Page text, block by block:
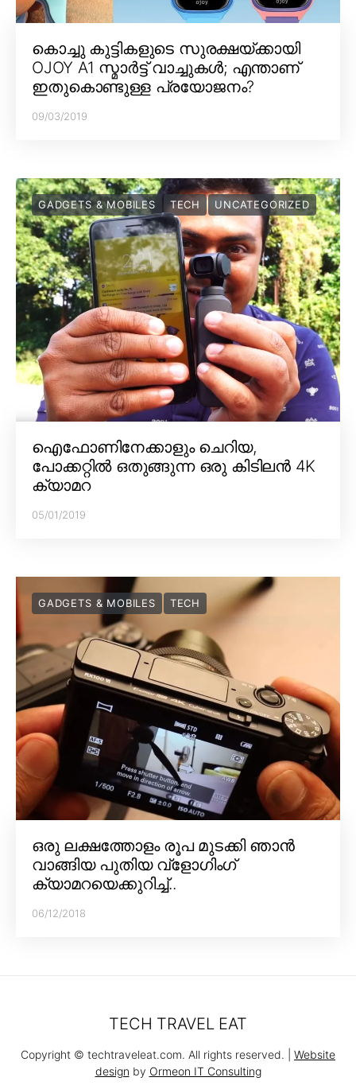
കൊച്ചു കുട്ടികളുടെ സുരക്ഷയ്ക്കായി
OJOY A1 സ്മാർട്ട് വാച്ചുകൾ; എന്താണ്
ഇതുകൊണ്ടുള്ള പ്രയോജനം?
09/03/2019
GADGETS & MOBILES TECH UNCATEGORIZED
ഐഫോണിനേക്കാളും ചെറിയ,
പോക്കറ്റിൽ ഒതുങ്ങുന്ന ഒരു കിടിലൻ 4K
ക്യാമറ
05/01/2019
GADGETS & MOBILES TECH
ഒരു ലക്ഷത്തോളം രൂപ മുടക്കി ഞാൻ
വാങ്ങിയ പുതിയ വ്‌ളോഗിംഗ്
ക്യാമറയെക്കുറിച്ച്..
06/12/2018
TECH TRAVEL EAT
Copyright © techtraveleat.com. All rights reserved. | Website
design by Ormeon IT Consulting